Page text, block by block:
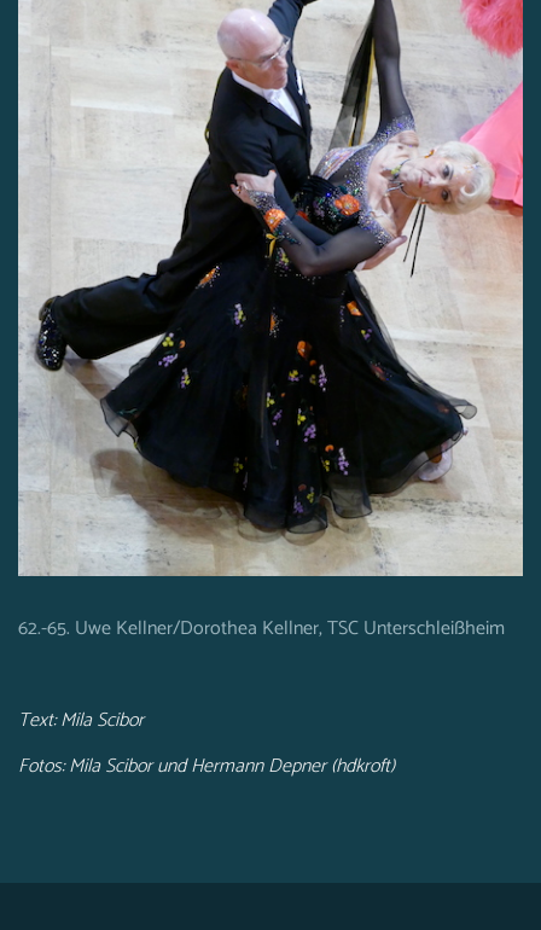
62.-65. Uwe Kellner/Dorothea Kellner, TSC Unterschleißheim
Text: Mila Scibor
Fotos: Mila Scibor und Hermann Depner (hdkroft)